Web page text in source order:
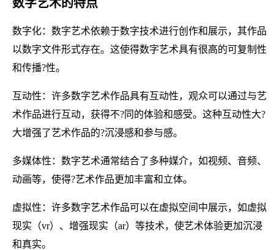
数字艺术的特点
数字化：数字艺术依赖于数字技术进行创作和展示，其作品
以数字文件形式存在。这使得数字艺术具有很高的可复制性
和传播?性。
互动性：许多数字艺术作品具有互动性，观众可以通过与艺
术作品进行互动，获得不?同的体验和感受。这种互动性大?
大增强了艺术作品的?沉浸感和参与感。
多媒体性：数字艺术通常结合了多种媒介，如视频、音频、
动画等，使得?艺术作品更加丰富和立体。
虚拟性：许多数字艺术作品可以在虚拟空间中展示，如虚拟
现实（vr）、增强现实（ar）等技术，使艺术体验更加沉浸
和真实。